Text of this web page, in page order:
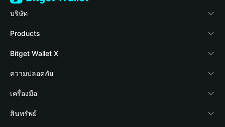
บริษัท
เกี่ยวกับ Bitget Wallet
Blog
Academy
ข่าวสารด้านคริปโต
ศูนย์ช่วยเหลือ
Products
Crypto Card
Stablecoin Earn
Payfi Crypto
Crypto Swap API
Bitget Wallet X
นักพัฒนา
เชื่อมต่อ Wallet
Bitget Wallet Pay
ความปลอดภัย
Protection Fund
เทคโนโลยีความปลอดภัย
เครื่องมือ
ซื้อคริปโต
สินทรัพย์